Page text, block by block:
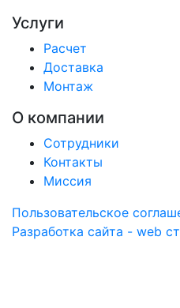
Услуги
Расчет
Доставка
Монтаж
О компании
Сотрудники
Контакты
Миссия
Пользовательское
Разработка сайта - web